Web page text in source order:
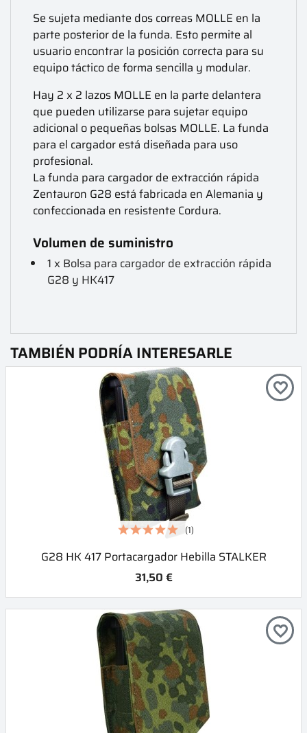
Se sujeta mediante dos correas MOLLE en la
parte posterior de la funda. Esto permite al
usuario encontrar la posición correcta para su
equipo táctico de forma sencilla y modular.
Hay 2 x 2 lazos MOLLE en la parte delantera
que pueden utilizarse para sujetar equipo
adicional o pequeñas bolsas MOLLE. La funda
para el cargador está diseñada para uso
profesional.
La funda para cargador de extracción rápida
Zentauron G28 está fabricada en Alemania y
confeccionada en resistente Cordura.
Volumen de suministro
1 x Bolsa para cargador de extracción rápida
G28 y HK417
TAMBIÉN PODRÍA INTERESARLE
G28 HK 417 Portacargador Hebilla STALKER
31,50 €
(1)
favorite_border
favorite_border